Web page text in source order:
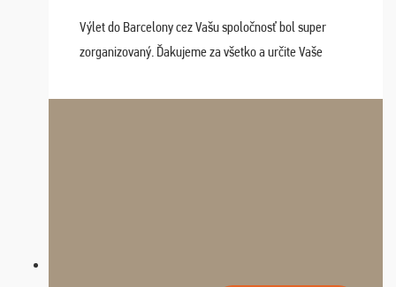
Výlet do Barcelony cez Vašu spoločnosť bol super
zorganizovaný. Ďakujeme za všetko a určite Vaše